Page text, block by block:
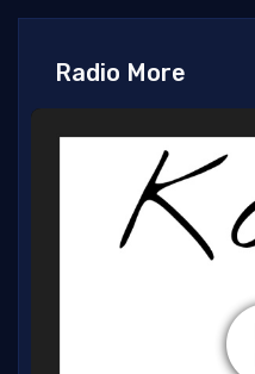
Radio More